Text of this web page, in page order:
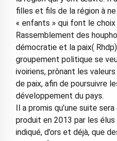
filles et fils de la région à
« enfants » qui font le
Rassemblement des
démocratie et la paix(
groupement politique se
ivoiriens, prônant les
de paix, afin de poursuivre
développement du pays.
Il a promis qu’une suite
produit en 2013 par les
indiqué, d’ors et déjà, que